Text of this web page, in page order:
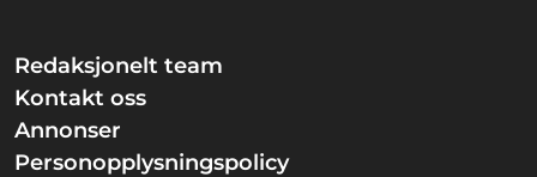
Redaksjonelt team
Kontakt oss
Annonser
Personopplysningspolicy